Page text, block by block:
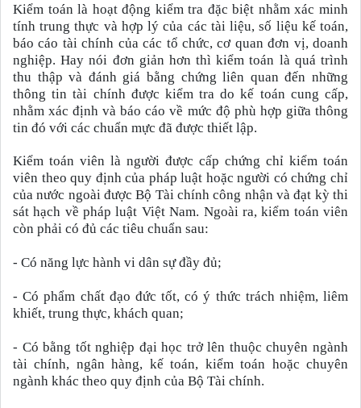
Kiểm toán là hoạt động kiểm tra đặc biệt nhằm xác minh
tính trung thực và hợp lý của các tài liệu, số liệu kế toán,
báo cáo tài chính của các tổ chức, cơ quan đơn vị, doanh
nghiệp. Hay nói đơn giản hơn thì kiểm toán là quá trình
thu thập và đánh giá bằng chứng liên quan đến những
thông tin tài chính được kiểm tra do kế toán cung cấp,
nhằm xác định và báo cáo về mức độ phù hợp giữa thông
tin đó với các chuẩn mực đã được thiết lập.
Kiểm toán viên là người được cấp chứng chỉ kiểm toán
viên theo quy định của pháp luật hoặc người có chứng chỉ
của nước ngoài được Bộ Tài chính công nhận và đạt kỳ thi
sát hạch về pháp luật Việt Nam. Ngoài ra, kiểm toán viên
còn phải có đủ các tiêu chuẩn sau:
- Có năng lực hành vi dân sự đầy đủ;
-Có phẩm chất đạo đức tốt, có ý thức trách nhiệm, liêm
khiết, trung thực, khách quan;
- Có bằng tốt nghiệp đại học trở lên thuộc chuyên ngành
tài chính, ngân hàng, kế toán, kiểm toán hoặc chuyên
ngành khác theo quy định của Bộ Tài chính.